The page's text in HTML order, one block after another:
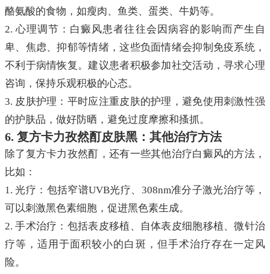
酪氨酸的食物，如瘦肉、鱼类、蛋类、牛奶等。
2. 心理调节：白癜风患者往往会因病容的影响而产生自
卑、焦虑、抑郁等情绪，这些负面情绪会抑制免疫系统，
不利于病情恢复。建议患者积极参加社交活动，寻求心理
咨询，保持乐观积极的心态。
3. 皮肤护理：平时应注重皮肤的护理，避免使用刺激性强
的护肤品，做好防晒，避免过度摩擦和搔抓。
6. 复方卡力孜然酊皮肤黑：其他治疗方法
除了复方卡力孜然酊，还有一些其他治疗白癜风的方法，
比如：
1. 光疗：包括窄谱UVB光疗、308nm准分子激光治疗等，
可以刺激黑色素细胞，促进黑色素生成。
2. 手术治疗：包括表皮移植、自体表皮细胞移植、微针治
疗等，适用于面积较小的白斑，但手术治疗存在一定风
险。